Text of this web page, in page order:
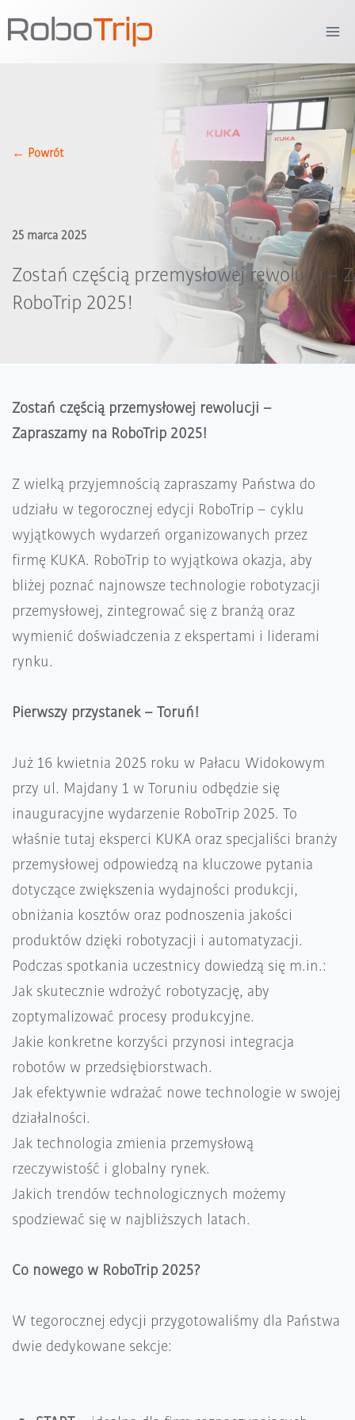
do
← Powrót
25 marca 2025
Zostań częścią przemysłowej rewolucji –
RoboTrip 2025!
Zostań częścią przemysłowej rewolucji –
Zapraszamy na RoboTrip 2025!
Z wielką przyjemnością zapraszamy Państwa do
udziału w tegorocznej edycji RoboTrip – cyklu
wyjątkowych wydarzeń organizowanych przez
firmę KUKA. RoboTrip to wyjątkowa okazja, aby
bliżej poznać najnowsze technologie robotyzacji
przemysłowej, zintegrować się z branżą oraz
wymienić doświadczenia z ekspertami i liderami
rynku.
Pierwszy przystanek – Toruń!
Już 16 kwietnia 2025 roku w Pałacu Widokowym
przy ul. Majdany 1 w Toruniu odbędzie się
inauguracyjne wydarzenie RoboTrip 2025. To
właśnie tutaj eksperci KUKA oraz specjaliści branży
przemysłowej odpowiedzą na kluczowe pytania
dotyczące zwiększenia wydajności produkcji,
obniżania kosztów oraz podnoszenia jakości
produktów dzięki robotyzacji i automatyzacji.
Podczas spotkania uczestnicy dowiedzą się m.in.:
Jak skutecznie wdrożyć robotyzację, aby
zoptymalizować procesy produkcyjne.
Jakie konkretne korzyści przynosi integracja
robotów w przedsiębiorstwach.
Jak efektywnie wdrażać nowe technologie w swojej
działalności.
Jak technologia zmienia przemysłową
rzeczywistość i globalny rynek.
Jakich trendów technologicznych możemy
spodziewać się w najbliższych latach.
Co nowego w RoboTrip 2025?
W tegorocznej edycji przygotowaliśmy dla Państwa
dwie dedykowane sekcje: